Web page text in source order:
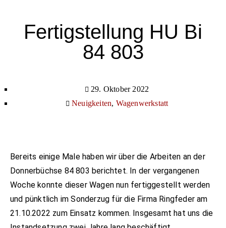
Fertigstellung HU Bi
84 803
29. Oktober 2022
Neuigkeiten, Wagenwerkstatt
Bereits einige Male haben wir über die Arbeiten an der
Donnerbüchse 84 803 berichtet. In der vergangenen
Woche konnte dieser Wagen nun fertiggestellt werden
und pünktlich im Sonderzug für die Firma Ringfeder am
21.10.2022 zum Einsatz kommen. Insgesamt hat uns die